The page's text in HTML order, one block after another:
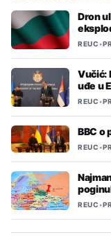
Dron
REUC•
Vučić:
uđe u
REUC•
BBC o
REUC•
REUC•